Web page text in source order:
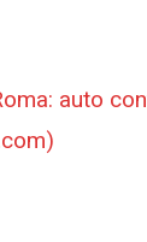
auto